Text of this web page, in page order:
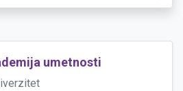
umetnosti